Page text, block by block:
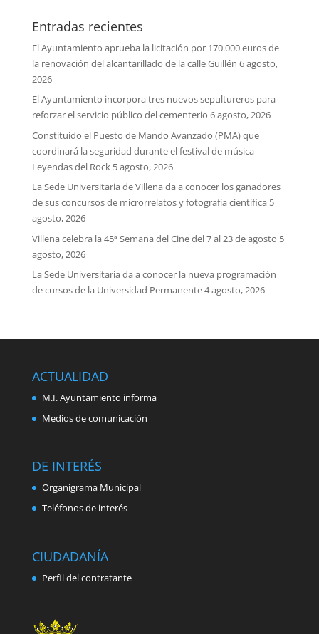
Entradas recientes
El Ayuntamiento aprueba la licitación por 170.000 euros de
la renovación del alcantarillado de la calle Guillén 6 agosto,
2026
El Ayuntamiento incorpora tres nuevos sepultureros para
reforzar el servicio público del cementerio 6 agosto, 2026
Constituido el Puesto de Mando Avanzado (PMA) que
coordinará la seguridad durante el festival de música
Leyendas del Rock 5 agosto, 2026
La Sede Universitaria de Villena da a conocer los ganadores
de sus concursos de microrrelatos y fotografía científica 5
agosto, 2026
Villena celebra la 45ª Semana del Cine del 7 al 23 de agosto 5
agosto, 2026
La Sede Universitaria da a conocer la nueva programación
de cursos de la Universidad Permanente4 agosto, 2026
ACTUALIDAD
M.I. Ayuntamiento informa
Medios de comunicación
DE INTERÉS
Organigrama Municipal
Teléfonos de interés
CIUDADANÍA
Perfil del contratante